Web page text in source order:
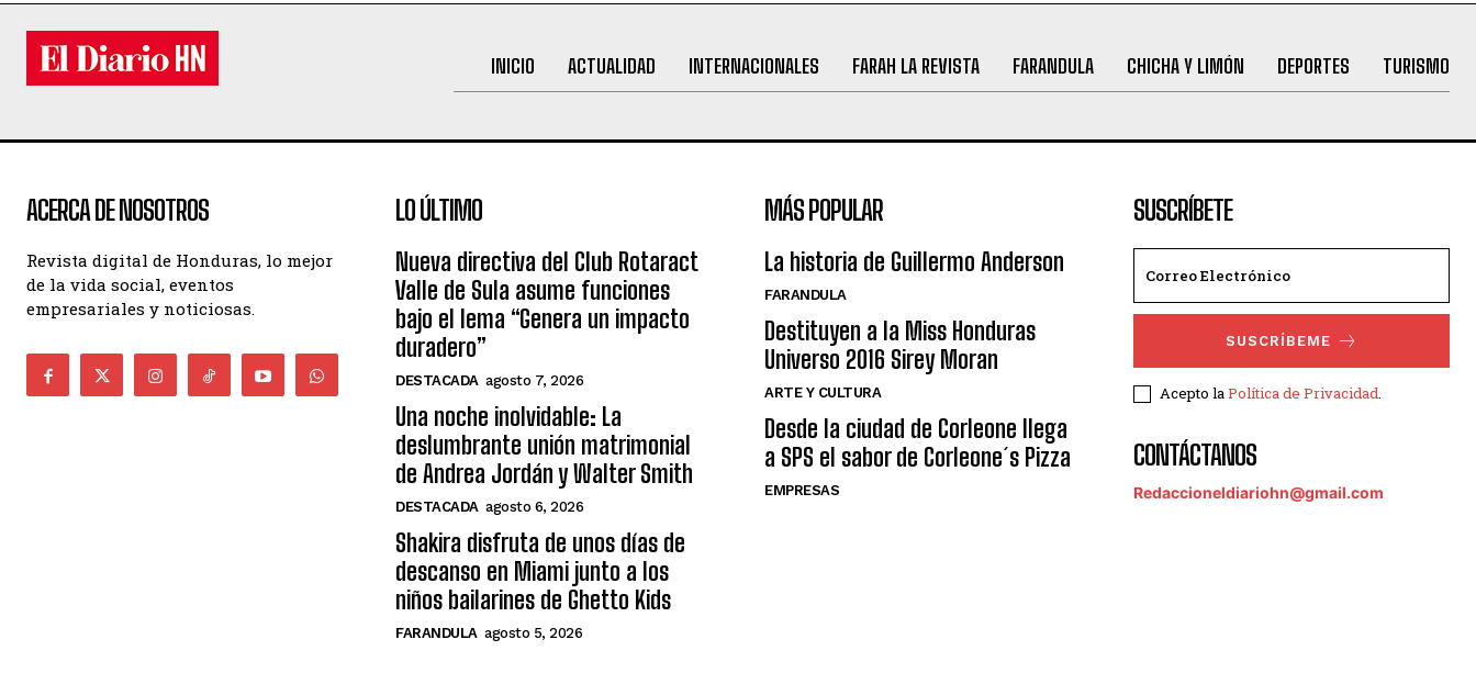
INICIO ACTUALIDAD INTERNACIONALES FARAH LA REVISTA FARANDULA CHICHA Y LIMÓN DEPORTES TURISMO
ACERCA DE NOSOTROS
Revista digital de Honduras, lo mejor
de la vida social, eventos
empresariales y noticiosas.
LO ÚLTIMO
Nueva directiva del Club Rotaract
Valle de Sula asume funciones
bajo el lema “Genera un impacto
duradero”
DESTACADA agosto 7, 2026
Una noche inolvidable: La
deslumbrante unión matrimonial
de Andrea Jordán y Walter Smith
DESTACADA agosto 6, 2026
Shakira disfruta de unos días de
descanso en Miami junto a los
niños bailarines de Ghetto Kids
FARANDULA agosto 5, 2026
MÁS POPULAR
La historia de Guillermo Anderson
FARANDULA
Destituyen a la Miss Honduras
Universo 2016 Sirey Moran
ARTE Y CULTURA
Desde la ciudad de Corleone llega
a SPS el sabor de Corleone´s Pizza
EMPRESAS
SUSCRÍBETE
SUSCRÍBEME
Acepto laPolítica de Privacidad.
CONTÁCTANOS
Redaccioneldiariohn@gmail.com